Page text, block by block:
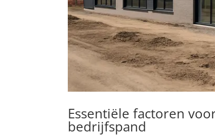
Essentiële factoren
bedrijfspand